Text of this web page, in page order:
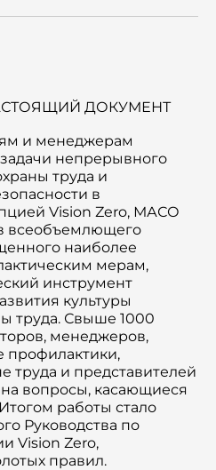
ДОКУМЕНТ
и менеджерам
непрерывного
труда и
в
Vision Zero, МАСО
всеобъемлющего
наиболее
мерам,
инструмент
культуры
труда. Свыше 1000
менеджеров,
профилактики,
труда и представителей
вопросы, касающиеся
работы стало
Руководства по
Vision Zero,
правил.